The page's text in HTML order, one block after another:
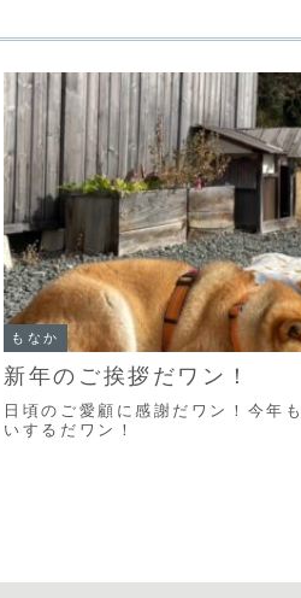
もなか
新年のご挨拶だワン！
日頃のご愛顧に感謝だワン！今年
いするだワン！